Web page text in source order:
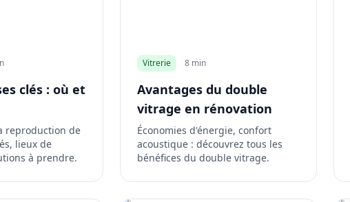
clés : où et
reproduction de
lieux de
à prendre.
Vitrerie 8 min
Avantages du double
vitrage en rénovation
Économies d'énergie, confort
acoustique : découvrez tous les
bénéfices du double vitrage.